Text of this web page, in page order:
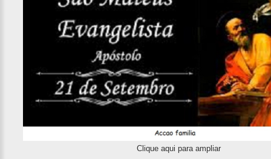
Clique aqui para ampliar